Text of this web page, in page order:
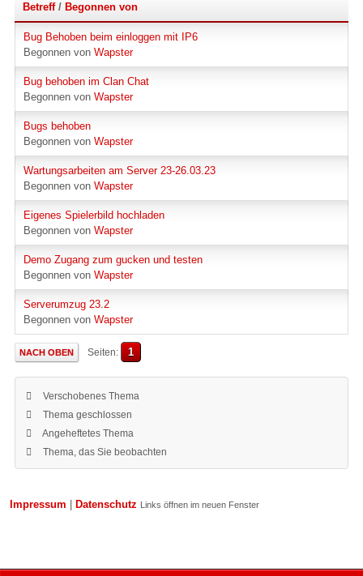
Betreff/ Begonnen von
Bug Behoben beim einloggen mit IP6
Begonnen von Wapster
Bug behoben im Clan Chat
Begonnen von Wapster
Bugs behoben
Begonnen von Wapster
Wartungsarbeiten am Server 23-26.03.23
Begonnen von Wapster
Eigenes Spielerbild hochladen
Begonnen von Wapster
Demo Zugang zum gucken und testen
Begonnen von Wapster
Serverumzug 23.2
Begonnen von Wapster
NACH OBEN Seiten 1
Verschobenes Thema
Thema geschlossen
Angeheftetes Thema
Thema, das Sie beobachten
Impressum Datenschutz Links öffnen im neuen Fenster